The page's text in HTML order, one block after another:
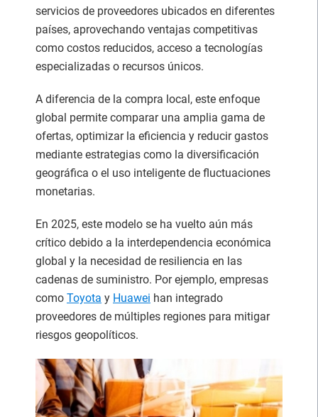
servicios de proveedores ubicados en diferentes
países, aprovechando ventajas competitivas
como costos reducidos, acceso a tecnologías
especializadas o recursos únicos.
A diferencia de la compra local, este enfoque
global permite comparar una amplia gama de
ofertas, optimizar la eficiencia y reducir gastos
mediante estrategias como la diversificación
geográfica o el uso inteligente de fluctuaciones
monetarias.
En 2025, este modelo se ha vuelto aún más
crítico debido a la interdependencia económica
global y la necesidad de resiliencia en las
cadenas de suministro. Por ejemplo, empresas
como Toyota y Huawei han integrado
proveedores de múltiples regiones para mitigar
riesgos geopolíticos.